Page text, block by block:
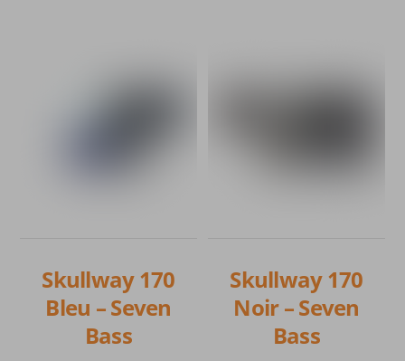
Skullway 170
Bleu – Seven
Bass
Skullway 170
Noir – Seven
Bass